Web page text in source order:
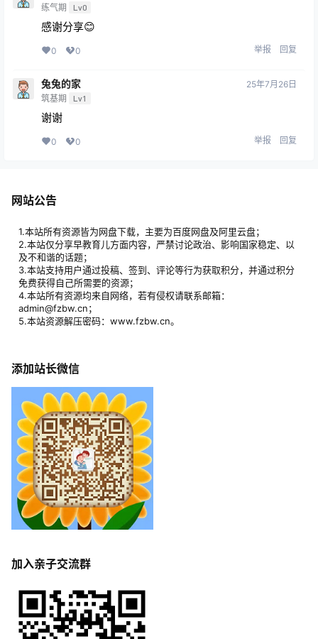
练气期 Lv0
感谢分享😊
0 0 举报 回复
兔兔的家
筑基期 Lv1
25年7月26日
谢谢
0 0 举报 回复
网站公告
1.本站所有资源皆为网盘下载，主要为百度网盘及阿里云盘；
2.本站仅分享早教育儿方面内容，严禁讨论政治、影响国家稳定、以
及不和谐的话题；
3.本站支持用户通过投稿、签到、评论等行为获取积分，并通过积分
免费获得自己所需要的资源；
4.本站所有资源均来自网络，若有侵权请联系邮箱：
admin@fzbw.cn；
5.本站资源解压密码：www.fzbw.cn。
添加站长微信
加入亲子交流群